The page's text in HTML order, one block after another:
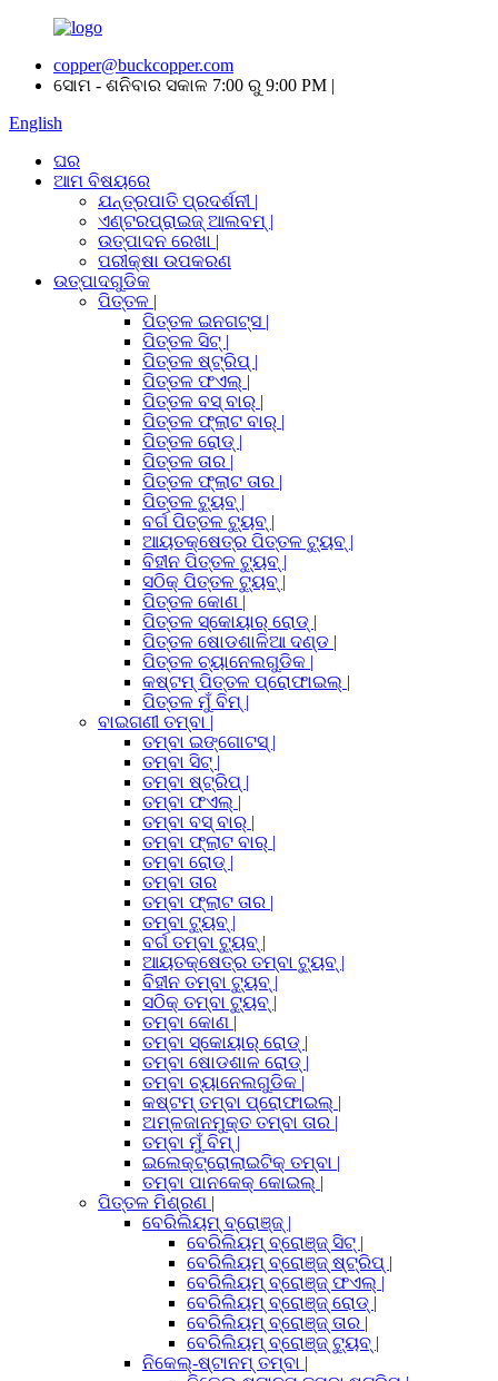
copper@buckcopper.com
ସୋମ - ଶନିବାର ସକାଳ 7:00 ରୁ 9:00 PM |
English
ଘର
ଆମ ବିଷୟରେ
ଯନ୍ତ୍ରପାତି ପ୍ରଦର୍ଶନୀ |
ଏଣ୍ଟରପ୍ରାଇଜ୍ ଆଲବମ୍ |
ଉତ୍ପାଦନ ରେଖା |
ପରୀକ୍ଷା ଉପକରଣ
ଉତ୍ପାଦଗୁଡିକ
ପିତ୍ତଳ |
ପିତ୍ତଳ ଇନଗଟ୍ସ |
ପିତ୍ତଳ ସିଟ୍ |
ପିତ୍ତଳ ଷ୍ଟ୍ରିପ୍ |
ପିତ୍ତଳ ଫଏଲ୍ |
ପିତ୍ତଳ ବସ୍ ବାର୍ |
ପିତ୍ତଳ ଫ୍ଲାଟ ବାର୍ |
ପିତ୍ତଳ ରୋଡ୍ |
ପିତ୍ତଳ ତାର |
ପିତ୍ତଳ ଫ୍ଲାଟ ତାର |
ପିତ୍ତଳ ଟ୍ୟୁବ୍ |
ବର୍ଗ ପିତ୍ତଳ ଟ୍ୟୁବ୍ |
ଆୟତକ୍ଷେତ୍ର ପିତ୍ତଳ ଟ୍ୟୁବ୍ |
ବିହୀନ ପିତ୍ତଳ ଟ୍ୟୁବ୍ |
ସଠିକ୍ ପିତ୍ତଳ ଟ୍ୟୁବ୍ |
ପିତ୍ତଳ କୋଣ |
ପିତ୍ତଳ ସ୍କୋୟାର୍ ରୋଡ୍ |
ପିତ୍ତଳ ଷୋଡଶାଳିଆ ଦଣ୍ଡ |
ପିତ୍ତଳ ଚ୍ୟାନେଲଗୁଡିକ |
କଷ୍ଟମ୍ ପିତ୍ତଳ ପ୍ରୋଫାଇଲ୍ |
ପିତ୍ତଳ ମୁଁ ବିମ୍ |
ବାଇଗଣୀ ତମ୍ବା |
ତମ୍ବା ଇଙ୍ଗୋଟସ୍ |
ତମ୍ବା ସିଟ୍ |
ତମ୍ବା ଷ୍ଟ୍ରିପ୍ |
ତମ୍ବା ଫଏଲ୍ |
ତମ୍ବା ବସ୍ ବାର୍ |
ତମ୍ବା ଫ୍ଲାଟ ବାର୍ |
ତମ୍ବା ରୋଡ୍ |
ତମ୍ବା ତାର
ତମ୍ବା ଫ୍ଲାଟ ତାର |
ତମ୍ବା ଟ୍ୟୁବ୍ |
ବର୍ଗ ତମ୍ବା ଟ୍ୟୁବ୍ |
ଆୟତକ୍ଷେତ୍ର ତମ୍ବା ଟ୍ୟୁବ୍ |
ବିହୀନ ତମ୍ବା ଟ୍ୟୁବ୍ |
ସଠିକ୍ ତମ୍ବା ଟ୍ୟୁବ୍ |
ତମ୍ବା କୋଣ |
ତମ୍ବା ସ୍କୋୟାର୍ ରୋଡ୍ |
ତମ୍ବା ଷୋଡଶାଳ ରୋଡ୍ |
ତମ୍ବା ଚ୍ୟାନେଲଗୁଡିକ |
କଷ୍ଟମ୍ ତମ୍ବା ପ୍ରୋଫାଇଲ୍ |
ଅମ୍ଳଜାନମୁକ୍ତ ତମ୍ବା ତାର |
ତମ୍ବା ମୁଁ ବିମ୍ |
ଇଲେକ୍ଟ୍ରୋଲାଇଟିକ୍ ତମ୍ବା |
ତମ୍ବା ପାନକେକ୍ କୋଇଲ୍ |
ପିତ୍ତଳ ମିଶ୍ରଣ |
ବେରିଲିୟମ୍ ବ୍ରୋଞ୍ଜ୍ |
ବେରିଲିୟମ୍ ବ୍ରୋଞ୍ଜ୍ ସିଟ୍ |
ବେରିଲିୟମ୍ ବ୍ରୋଞ୍ଜ୍ ଷ୍ଟ୍ରିପ୍ |
ବେରିଲିୟମ୍ ବ୍ରୋଞ୍ଜ୍ ଫଏଲ୍ |
ବେରିଲିୟମ୍ ବ୍ରୋଞ୍ଜ୍ ରୋଡ୍ |
ବେରିଲିୟମ୍ ବ୍ରୋଞ୍ଜ୍ ତାର |
ବେରିଲିୟମ୍ ବ୍ରୋଞ୍ଜ୍ ଟ୍ୟୁବ୍ |
ନିକେଲ୍-ଷ୍ଟାନମ୍ ତମ୍ବା |